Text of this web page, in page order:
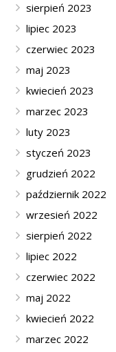
sierpień 2023
lipiec 2023
czerwiec 2023
maj 2023
kwiecień 2023
marzec 2023
luty 2023
styczeń 2023
grudzień 2022
październik 2022
wrzesień 2022
sierpień 2022
lipiec 2022
czerwiec 2022
maj 2022
kwiecień 2022
marzec 2022